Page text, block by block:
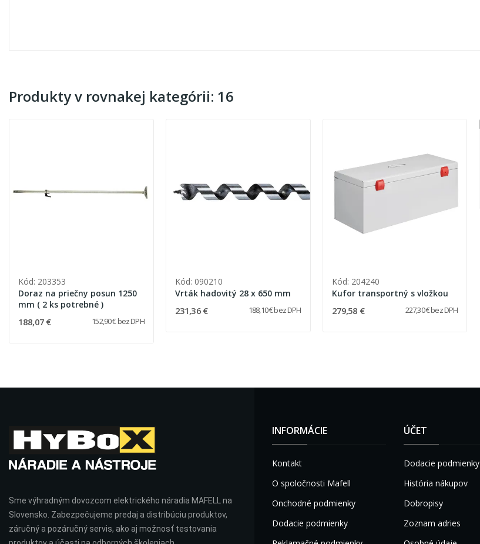
Produkty v rovnakej kategórii: 16
Kód: 203353
Doraz na priečny posun 1250
mm ( 2 ks potrebné )
188,07 € 152,90 € bez DPH
Kód: 090210
Vrták hadovitý 28 x 650 mm
231,36 € 188,10 € bez DPH
Kód: 204240
Kufor transportný s vložkou
279,58 € 227,30 € bez DPH
Sme výhradným dovozcom elektrického náradia MAFELL na
Slovensko. Zabezpečujeme predaj a distribúciu produktov,
záručný a pozáručný servis, ako aj možnosť testovania
INFORMÁCIE
Kontakt
O spoločnosti Mafell
Onchodné podmienky
Dodacie podmienky
ÚČET
Dodacie podmienky
História nákupov
Dobropisy
Zoznam adries